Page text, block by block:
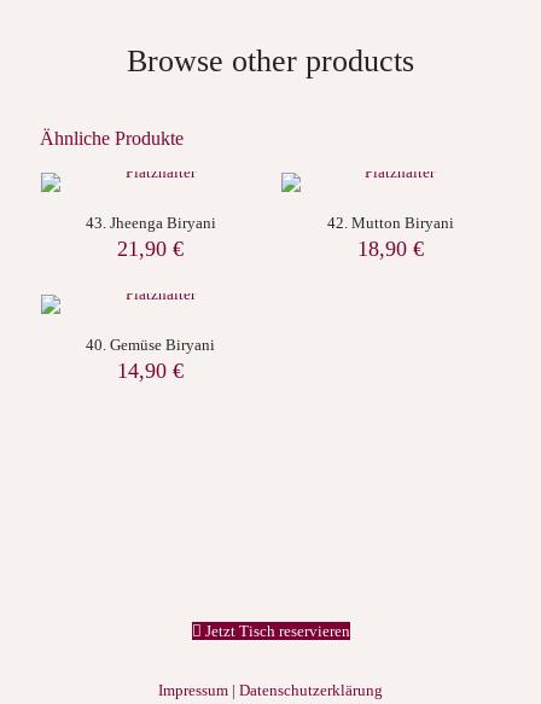
Browse other products
Ähnliche Produkte
43. Jheenga Biryani
21,90€
42. Mutton Biryani
18,90 €
40. Gemüse Biryani
14,90€
Jetzt Tisch reservieren
Impressum | Datenschutzerklärung